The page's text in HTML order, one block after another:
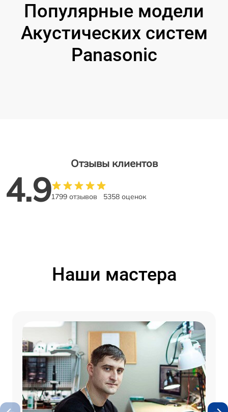
Популярные модели
Акустических систем
Panasonic
Отзывы клиентов
4.91799 отзывов 5358 оценок
Наши мастера